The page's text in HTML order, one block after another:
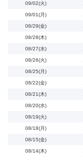
09/02(火)
09/01(月)
08/29(金)
08/28(木)
08/27(水)
08/26(火)
08/25(月)
08/22(金)
08/21(木)
08/20(水)
08/19(火)
08/18(月)
08/15(金)
08/14(木)